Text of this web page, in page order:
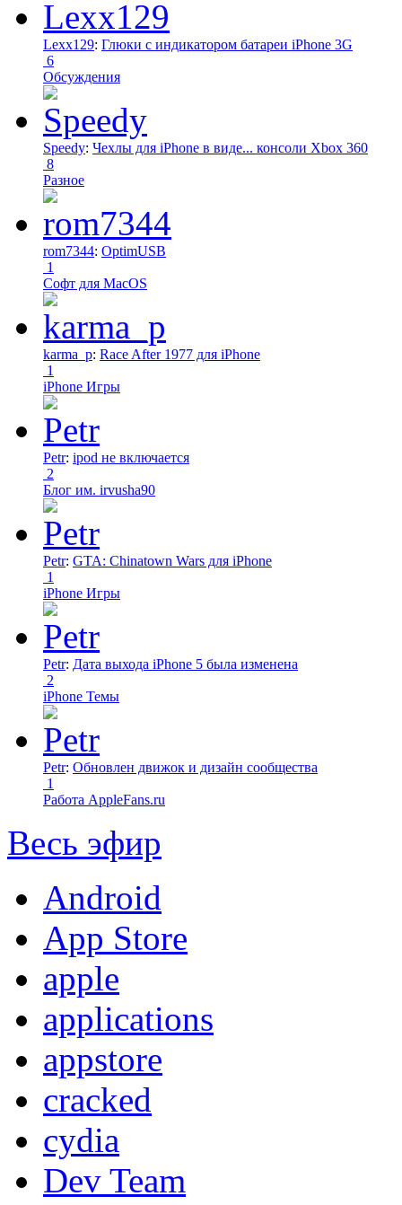
Lexx129: Глюки с индикатором батареи iPhone 3G
6
Обсуждения
Speedy: Чехлы для iPhone в виде... консоли Xbox 360
8
Разное
rom7344: OptimUSB
1
Софт для MacOS
karma_p: Race After 1977 для iPhone
1
iPhone Игры
Petr: ipod не включается
2
Блог им. irvusha90
Petr: GTA: Chinatown Wars для iPhone
1
iPhone Игры
Petr: Дата выхода iPhone 5 была изменена
2
iPhone Темы
Petr: Обновлен движок и дизайн сообщества
1
Работа AppleFans.ru
Весь эфир
Android
App Store
apple
applications
appstore
cracked
cydia
Dev Team